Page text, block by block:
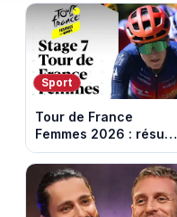
Sport
Tour de France
Femmes 2026 : résumé
vidéo de la 7e étape
avec l'ascension du
Mont Ventoux